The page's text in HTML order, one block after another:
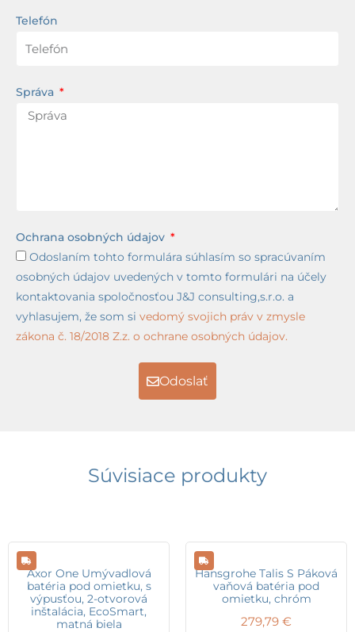
Telefón
Správa
Ochrana osobných údajov
Odoslaním tohto formulára súhlasím so spracúvaním
osobných údajov uvedených v tomto formulári na účely
kontaktovania spoločnosťou J&J consulting,s.r.o. a
vyhlasujem, že som si vedomý svojich práv v zmysle
zákona č. 18/2018 Z.z. o ochrane osobných údajov.
Odoslať
Súvisiace produkty
Axor One Umývadlová
batéria pod omietku, s
výpusťou, 2-otvorová
inštalácia, EcoSmart,
matná biela
Hansgrohe Talis S Páková
vaňová batéria pod
omietku, chróm
279,79 €